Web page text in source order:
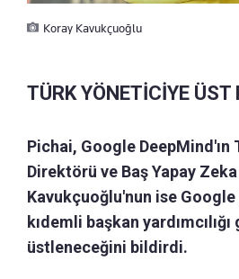
Koray Kavukçuoğlu
TÜRK YÖNETİCİYE ÜST
Pichai, Google DeepMind'ın
Direktörü ve Baş Yapay
Kavukçuoğlu'nun ise Google
kıdemli başkan
üstleneceğini bildirdi.